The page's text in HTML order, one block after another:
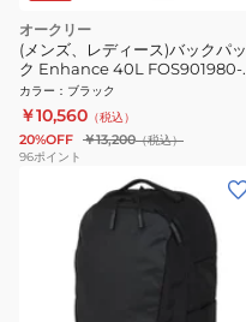
オークリー
(メンズ、レディース)バックパッ
ク Enhance 40L FOS901980-
081 XL 9.0 大容量
カラー ： ブラック
￥10,560 （税込）
20%OFF ￥13,200（税込）
96ポイント